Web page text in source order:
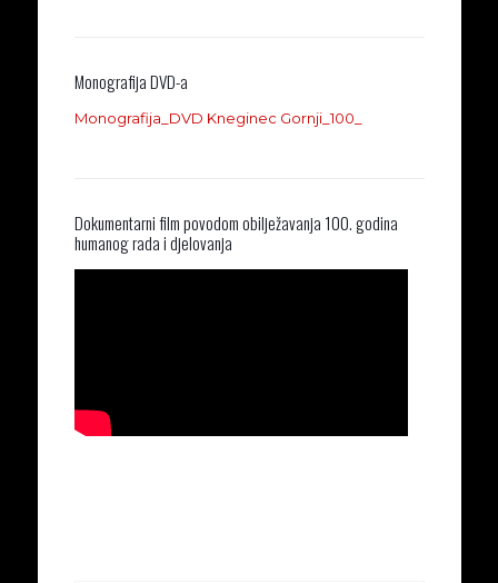
Monografija DVD-a
Monografija_DVD Kneginec Gornji_100_
Dokumentarni film povodom obilježavanja 100. godina
humanog rada i djelovanja